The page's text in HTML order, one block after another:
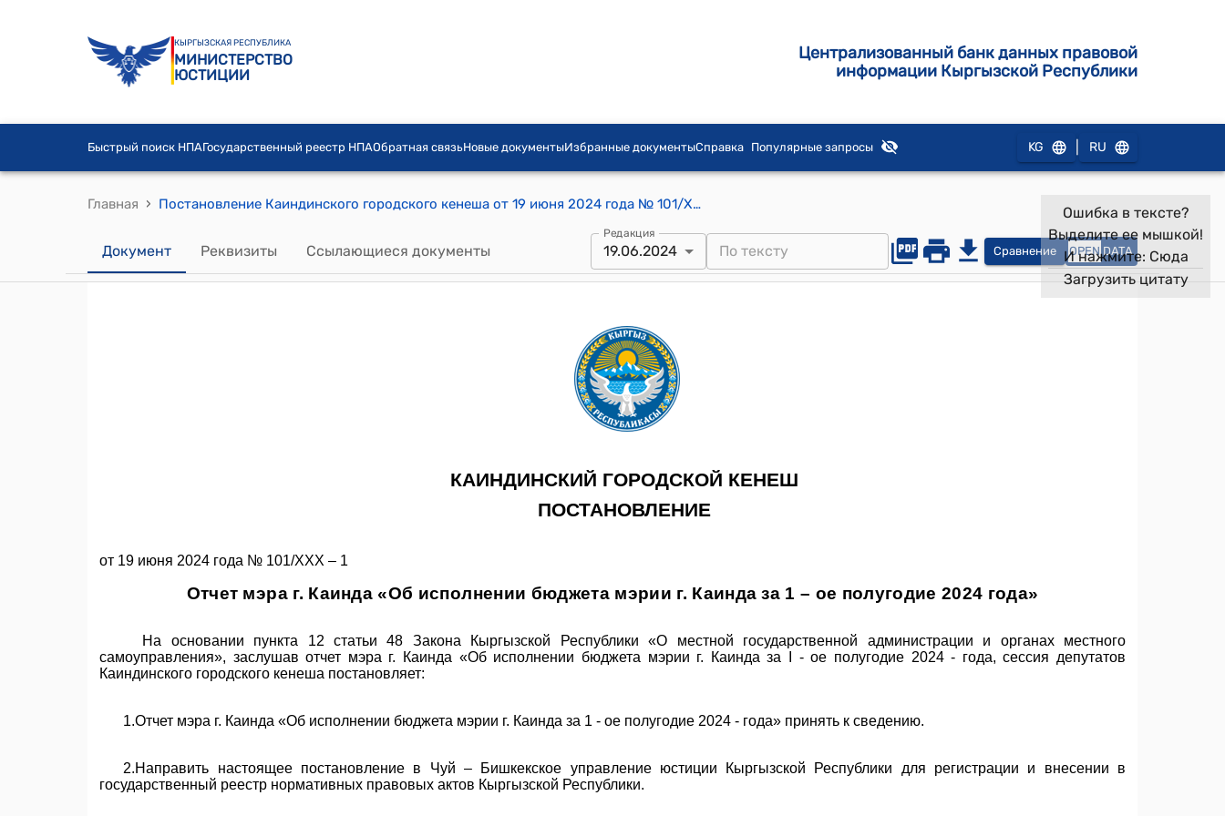
КЫРГЫЗСКАЯ РЕСПУБЛИКА
МИНИСТЕРСТВО
ЮСТИЦИИ
Централизованный банк данных правовой
информации Кыргызской Республики
Быстрый поиск НПАГосударственный реестр НПАОбратная связьНовые документыИзбранные документыСправка Популярные запросы KG RU
Главная › Постановление Каиндинского городского кенеша от 19 июня 2024 года № 101/XXX–1 "Отчет мэра г. Каинда "Об исполнении бюджета мэрии г. Каинда за 1–ое полугодие 2024 года"
Документ Реквизиты Ссылающиеся документы
Редакция
19.06.2024 Сравнение OPEN DATA
Ошибка в тексте?
Выделите ее мышкой!
И нажмите: Сюда
Загрузить цитату